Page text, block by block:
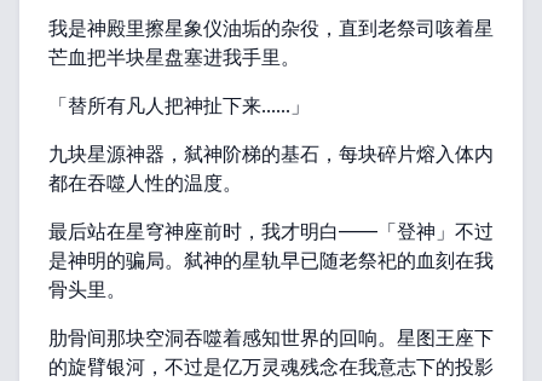
我是神殿里擦星象仪油垢的杂役，直到老祭司咳着星
芒血把半块星盘塞进我手里。
「替所有凡人把神扯下来……」
九块星源神器，弑神阶梯的基石，每块碎片熔入体内
都在吞噬人性的温度。
最后站在星穹神座前时，我才明白——「登神」不过
是神明的骗局。弑神的星轨早已随老祭祀的血刻在我
骨头里。
肋骨间那块空洞吞噬着感知世界的回响。星图王座下
的旋臂银河，不过是亿万灵魂残念在我意志下的投影